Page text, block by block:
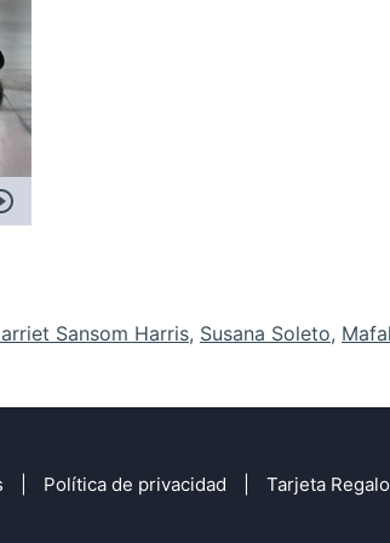
Sansom Harris, Susana Soleto,
Política de privacidad Tarjeta Regalo